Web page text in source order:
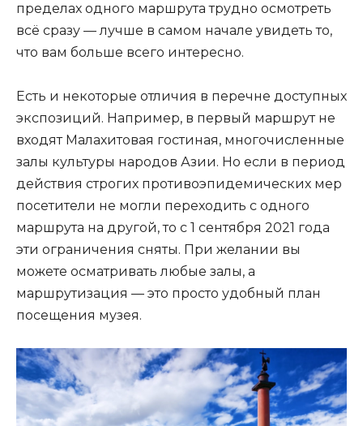
пределах одного маршрута трудно осмотреть
всё сразу — лучше в самом начале увидеть то,
что вам больше всего интересно.
Есть и некоторые отличия в перечне доступных
экспозиций. Например, в первый маршрут не
входят Малахитовая гостиная, многочисленные
залы культуры народов Азии. Но если в период
действия строгих противоэпидемических мер
посетители не могли переходить с одного
маршрута на другой, то с 1 сентября 2021 года
эти ограничения сняты. При желании вы
можете осматривать любые залы, а
маршрутизация — это просто удобный план
посещения музея.